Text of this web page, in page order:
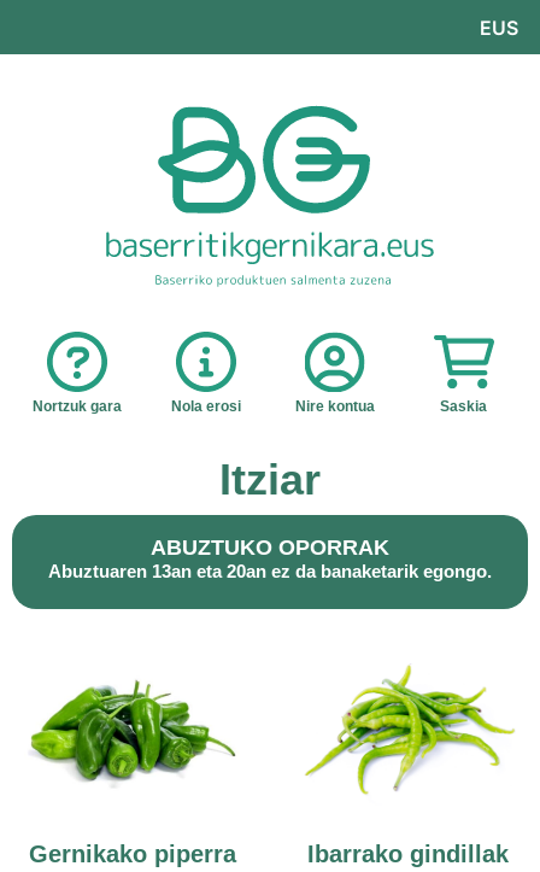
EUS
Nortzuk gara Nola erosi Nire kontua Saskia
Itziar
ABUZTUKO OPORRAK
Abuztuaren 13an eta 20an ez da banaketarik egongo.
Gernikako piperra Ibarrako gindillak